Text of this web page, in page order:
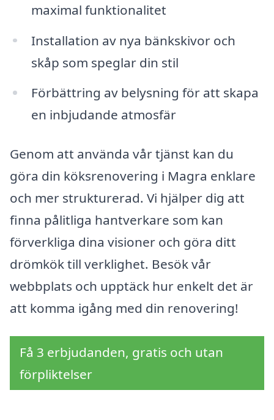
maximal funktionalitet
Installation av nya bänkskivor och
skåp som speglar din stil
Förbättring av belysning för att skapa
en inbjudande atmosfär
Genom att använda vår tjänst kan du
göra din köksrenovering i Magra enklare
och mer strukturerad. Vi hjälper dig att
finna pålitliga hantverkare som kan
förverkliga dina visioner och göra ditt
drömkök till verklighet. Besök vår
webbplats och upptäck hur enkelt det är
att komma igång med din renovering!
Få 3 erbjudanden, gratis och utan
förpliktelser